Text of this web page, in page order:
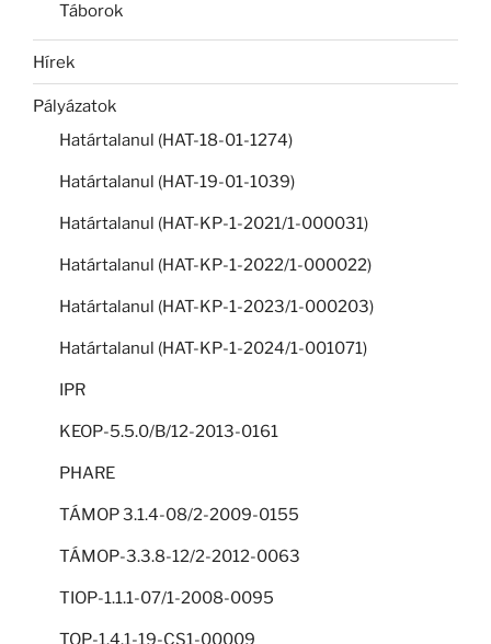
Táborok
Hírek
Pályázatok
Határtalanul (HAT-18-01-1274)
Határtalanul (HAT-19-01-1039)
Határtalanul (HAT-KP-1-2021/1-000031)
Határtalanul (HAT-KP-1-2022/1-000022)
Határtalanul (HAT-KP-1-2023/1-000203)
Határtalanul (HAT-KP-1-2024/1-001071)
IPR
KEOP-5.5.0/B/12-2013-0161
PHARE
TÁMOP 3.1.4-08/2-2009-0155
TÁMOP-3.3.8-12/2-2012-0063
TIOP-1.1.1-07/1-2008-0095
TOP-1.4.1-19-CS1-00009